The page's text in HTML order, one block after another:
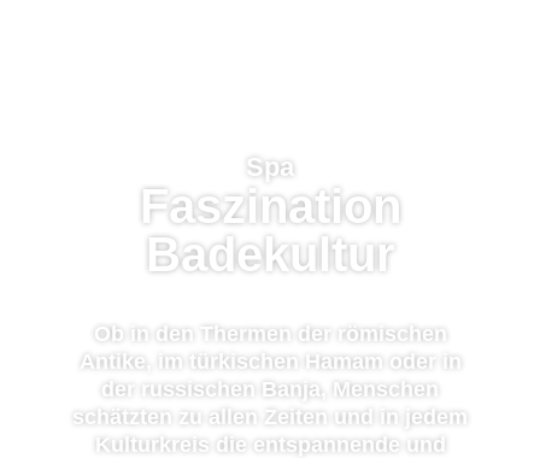
Spa
Faszination
Badekultur
Ob in den Thermen der römischen
Antike, im türkischen Hamam oder in
der russischen Banja, Menschen
schätzten zu allen Zeiten und in jedem
Kulturkreis die entspannende und